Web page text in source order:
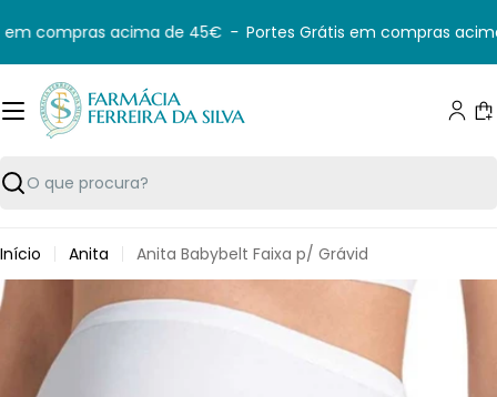
para
o
conteúdo
compras acima de 45€ - Portes Grátis em compras
Pesquisar
Início Anita
Anita Babybelt Faixa p/ Grávid
Saltar
para
informação
produto